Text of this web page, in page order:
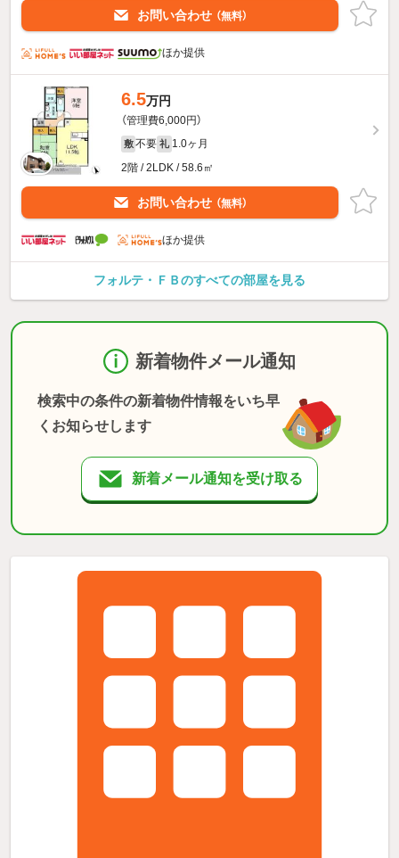
お問い合わせ （無料）
ほか提供
6.5万円
（管理費6,000円）
敷 不要 礼 1.0ヶ月
2階 / 2LDK / 58.6㎡
お問い合わせ （無料）
ほか提供
フォルテ・ＦＢのすべての部屋を見る
新着物件メール通知
検索中の条件の新着物件情報をいち早
くお知らせします
新着メール通知を受け取る